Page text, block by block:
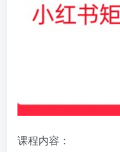
课程内容：